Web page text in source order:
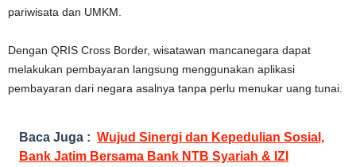
pariwisata dan UMKM.
Dengan QRIS Cross Border, wisatawan mancanegara dapat
melakukan pembayaran langsung menggunakan aplikasi
pembayaran dari negara asalnya tanpa perlu menukar uang tunai.
Baca Juga : Wujud Sinergi dan Kepedulian Sosial,
Bank Jatim Bersama Bank NTB Syariah & IZI